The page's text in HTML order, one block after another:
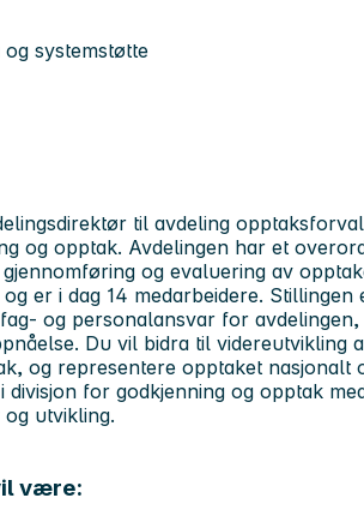
systemstøtte
til avdeling
og opptak. Avdelingen har et
og evaluering av
er i dag 14 medarbeidere. Stillingen
og personalansvar for
Du vil bidra til videreutvikling
og representere opptaket nasjonalt
for godkjenning og opptak
utvikling.
være: